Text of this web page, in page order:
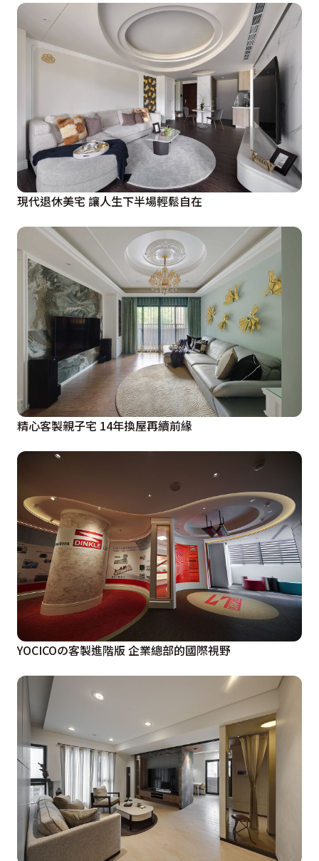
現代退休美宅 讓人生下半場輕鬆自在
精心客製親子宅 14年換屋再續前緣
YOCICOの客製進階版 企業總部的國際視野